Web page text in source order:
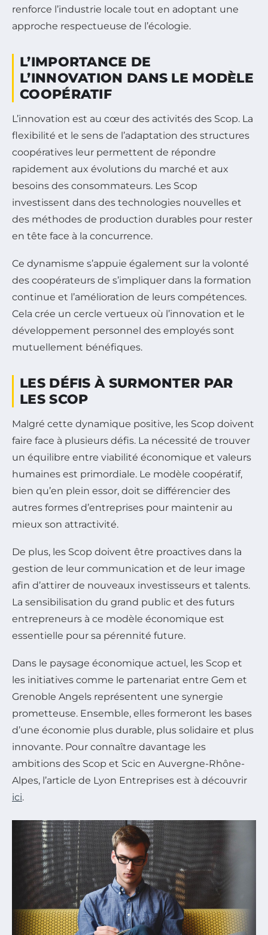
renforce l’industrie locale tout en adoptant une
approche respectueuse de l’écologie.
L’IMPORTANCE DE
L’INNOVATION DANS LE MODÈLE
COOPÉRATIF
L’innovation est au cœur des activités des Scop. La
flexibilité et le sens de l’adaptation des structures
coopératives leur permettent de répondre
rapidement aux évolutions du marché et aux
besoins des consommateurs. Les Scop
investissent dans des technologies nouvelles et
des méthodes de production durables pour rester
en tête face à la concurrence.
Ce dynamisme s’appuie également sur la volonté
des coopérateurs de s’impliquer dans la formation
continue et l’amélioration de leurs compétences.
Cela crée un cercle vertueux où l’innovation et le
développement personnel des employés sont
mutuellement bénéfiques.
LES DÉFIS À SURMONTER PAR
LES SCOP
Malgré cette dynamique positive, les Scop doivent
faire face à plusieurs défis. La nécessité de trouver
un équilibre entre viabilité économique et valeurs
humaines est primordiale. Le modèle coopératif,
bien qu’en plein essor, doit se différencier des
autres formes d’entreprises pour maintenir au
mieux son attractivité.
De plus, les Scop doivent être proactives dans la
gestion de leur communication et de leur image
afin d’attirer de nouveaux investisseurs et talents.
La sensibilisation du grand public et des futurs
entrepreneurs à ce modèle économique est
essentielle pour sa pérennité future.
Dans le paysage économique actuel, les Scop et
les initiatives comme le partenariat entre Gem et
Grenoble Angels représentent une synergie
prometteuse. Ensemble, elles formeront les bases
d’une économie plus durable, plus solidaire et plus
innovante. Pour connaître davantage les
ambitions des Scop et Scic en Auvergne-Rhône-
Alpes, l’article de Lyon Entreprises est à découvrir
ici.